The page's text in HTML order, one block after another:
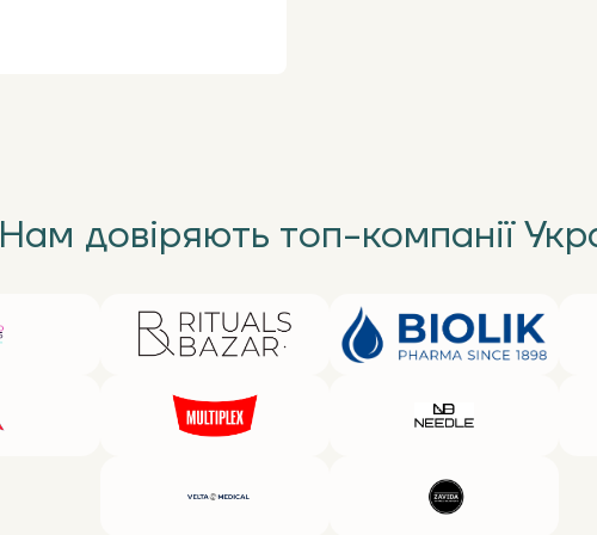
Нам довіряють топ-компанії